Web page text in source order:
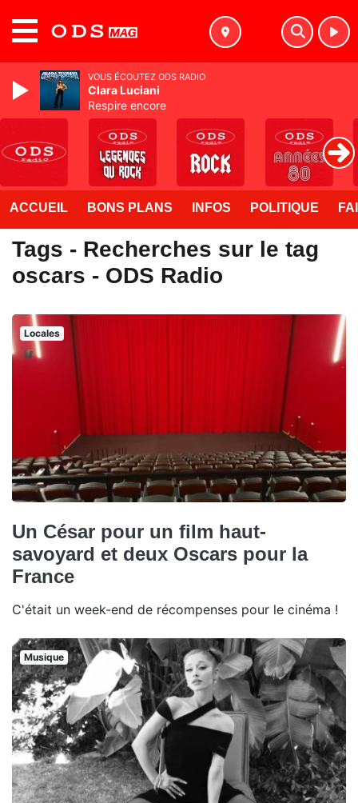
ACCUEIL BONS PLANS INFOS POLITIQUE
Tags - Recherches sur le tag
oscars - ODS Radio
Locales
Un César pour un film haut-
savoyard et deux Oscars pour la
France
C'était un week-end de récompenses pour le cinéma !
Musique
VOUS ÉCOUTEZ ODS RADIO
Clara Luciani
Respire encore